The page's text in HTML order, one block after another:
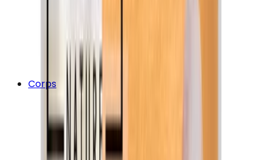
Corps